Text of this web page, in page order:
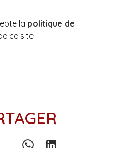
la politique de
ce site